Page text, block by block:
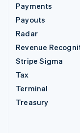
Payments
Payouts
Radar
Revenue
Stripe Sigma
Tax
Terminal
Treasury